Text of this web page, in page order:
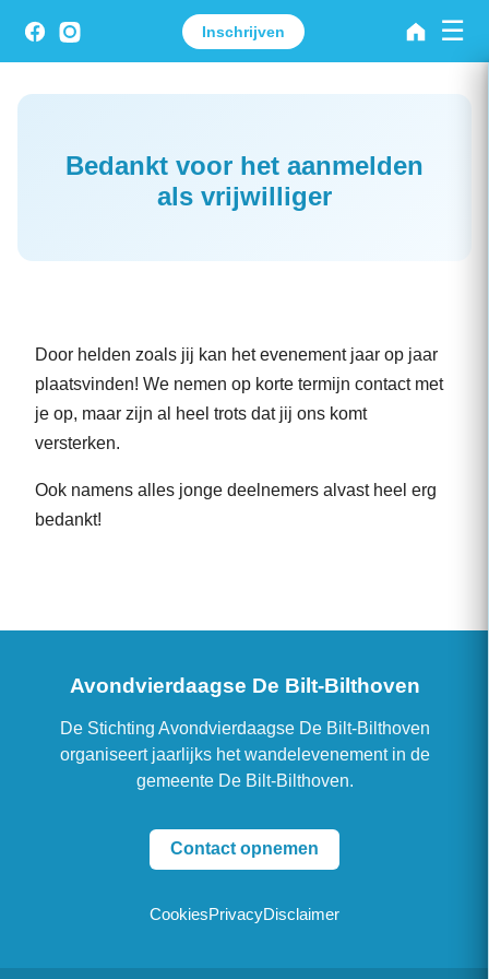
Inschrijven ☰
Bedankt voor het aanmelden
als vrijwilliger
Door helden zoals jij kan het evenement jaar op jaar
plaatsvinden! We nemen op korte termijn contact met
je op, maar zijn al heel trots dat jij ons komt
versterken.
Ook namens alles jonge deelnemers alvast heel erg
bedankt!
Avondvierdaagse De Bilt-Bilthoven
De Stichting Avondvierdaagse De Bilt-Bilthoven
organiseert jaarlijks het wandelevenement in de
gemeente De Bilt-Bilthoven.
Contact opnemen
CookiesPrivacyDisclaimer